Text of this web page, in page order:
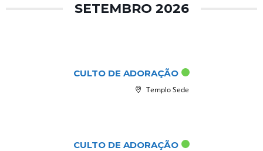
SETEMBRO 2026
CULTO DE ADORAÇÃO
Templo Sede
CULTO DE ADORAÇÃO